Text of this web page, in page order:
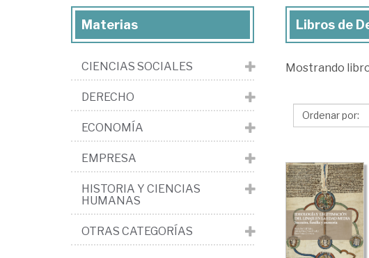
Libros
Del
Vales,
Libros de
Mostrando
Materias
CIENCIAS SOCIALES
DERECHO
ECONOMÍA
EMPRESA
HISTORIA Y CIENCIAS
HUMANAS
OTRAS CATEGORÍAS